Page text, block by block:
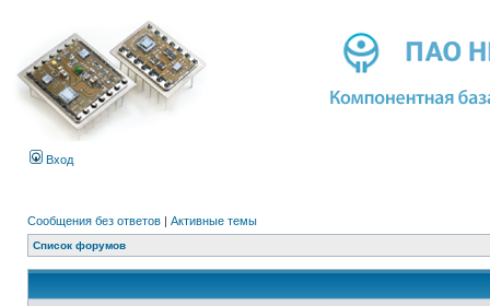
Вход
Сообщения без ответов | Активные темы
Список форумов